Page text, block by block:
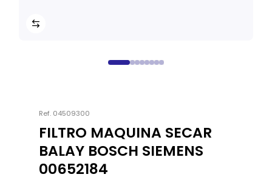
Ref. 04509300
FILTRO MAQUINA SECAR
BALAY BOSCH SIEMENS
00652184